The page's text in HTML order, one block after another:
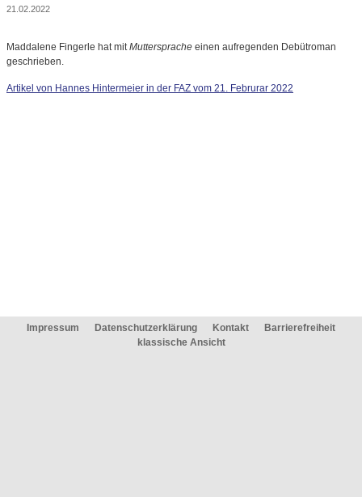
21.02.2022
Maddalene Fingerle hat mitMuttersprache einen aufregenden Debütroman
geschrieben.
Artikel von Hannes Hintermeier in der FAZ vom 21. Februrar 2022
Impressum Datenschutzerklärung Kontakt
Barrierefreiheit
klassische Ansicht